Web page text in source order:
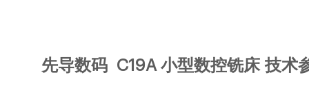
先导数码 C1 9A 小型数控铣床 技术